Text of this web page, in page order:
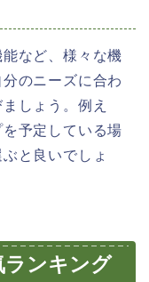
など、様々な機
のニーズに合わ
しょう。例え
予定している場
と良いでしょ
ランキング